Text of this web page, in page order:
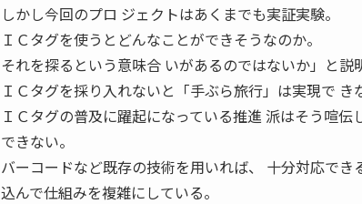
しかし今回のプロ ジェクトはあくまでも実証実験。
ＩＣタグを使うとどんなことができそうなのか。
それを探るという意味合 いがあるのではないか」と説
ＩＣタグを採り入れないと「手ぶら旅行」は実現で きな
ＩＣタグの普及に躍起になっている推進 派はそう喧
できない。
バーコードなど既存の技術を用いれば、 十分対応で
込んで仕組みを複雑にしている。